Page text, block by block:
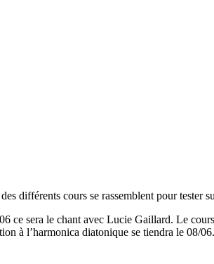
différents cours se rassemblent pour tester
ce sera le chant avec Lucie Gaillard. Le
à l’harmonica diatonique se tiendra le 08/06.